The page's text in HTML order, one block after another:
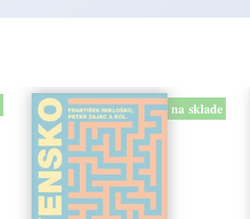
na sklade